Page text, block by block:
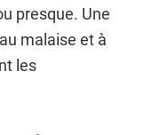
presque. Une
malaise et à
les